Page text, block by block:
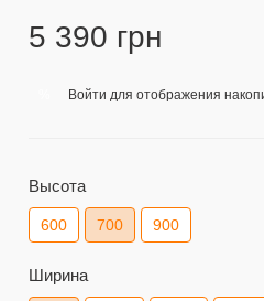
5 390 грн
Войти для отображения
Высота
600 700 900
Ширина